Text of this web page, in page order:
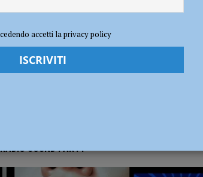
nella provincia di Piacenza”
RADIO SOUND PARTY
accetti la privacy policy